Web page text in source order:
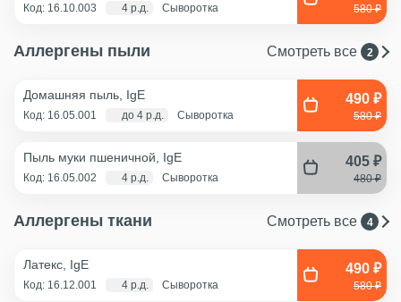
Код: 16.10.003 4 р.д. Сыворотка 580 ₽
Аллергены пыли Смотреть все 2
Домашняя пыль, IgE
Код: 16.05.001 до 4 р.д. Сыворотка
490 ₽
580 ₽
Пыль муки пшеничной, IgE
Код: 16.05.002 4 р.д. Сыворотка
405 ₽
480 ₽
Аллергены ткани Смотреть все 4
Латекс, IgE
Код: 16.12.001 4 р.д. Сыворотка
490 ₽
580 ₽